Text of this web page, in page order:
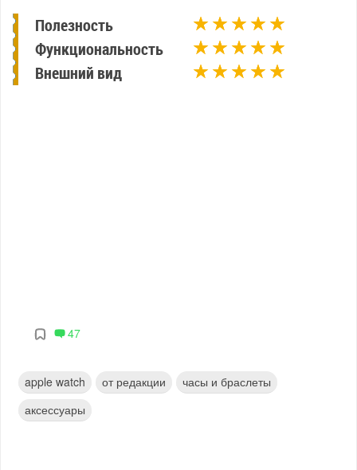
Полезность
Функциональность
Внешний вид
47
apple watch от редакции
часы и браслеты
аксессуары